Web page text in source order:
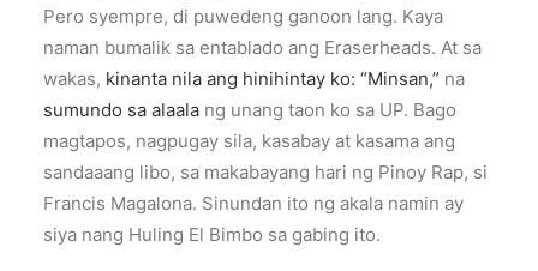
Pero syempre, di puwedeng ganoon lang. Kaya
naman bumalik sa entablado ang Eraserheads. At sa
wakas, kinanta nila ang hinihintay ko: “Minsan,” na
sumundo sa alaala ng unang taon ko sa UP. Bago
magtapos, nagpugay sila, kasabay at kasama ang
sandaaang libo, sa makabayang hari ng Pinoy Rap, si
Francis Magalona. Sinundan ito ng akala namin ay
siya nang Huling El Bimbo sa gabing ito.